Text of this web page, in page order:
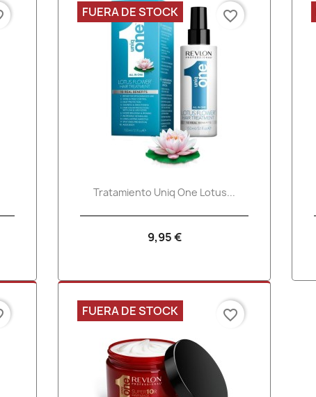
Tratamiento Uniq One Lotus...
9,95 €
FUERA DE STOCK favorite_border
FUERA DE STOCK favorite_border